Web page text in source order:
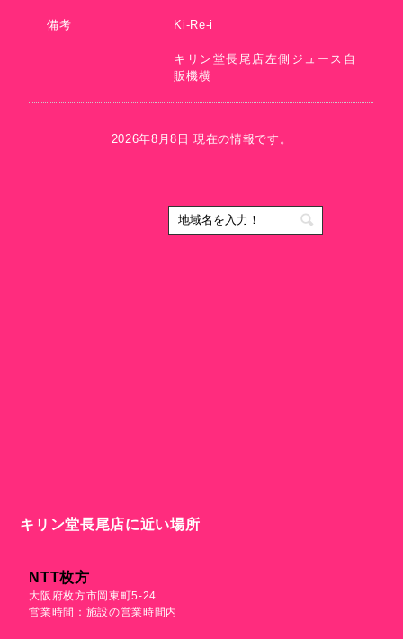
備考 Ki-Re-i
キリン堂長尾店左側ジュース自
販機横
2026年8月8日 現在の情報です。
キリン堂長尾店に近い場所
NTT枚方
大阪府枚方市岡東町5-24
営業時間：施設の営業時間内